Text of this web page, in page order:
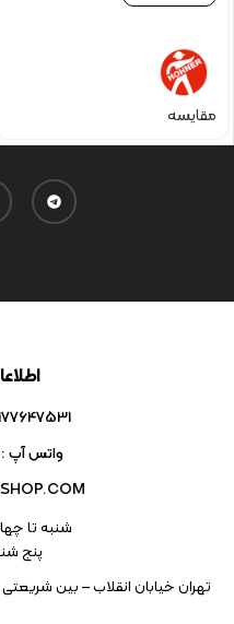
مقایسه
02177647531 -
واتس آپ : 09301039016
شنبه تا
پنج شنبه ۹
تهران خیابان انقلاب – بین